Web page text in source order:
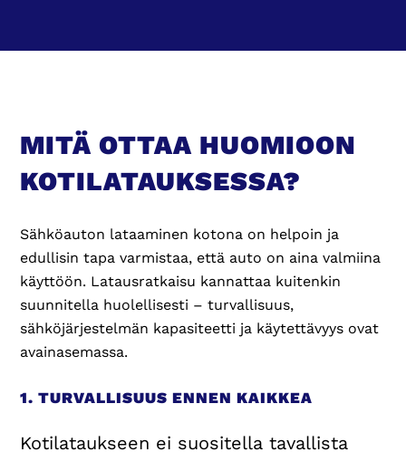
MITÄ OTTAA HUOMIOON
KOTILATAUKSESSA?
Sähköauton lataaminen kotona on helpoin ja
edullisin tapa varmistaa, että auto on aina valmiina
käyttöön. Latausratkaisu kannattaa kuitenkin
suunnitella huolellisesti – turvallisuus,
sähköjärjestelmän kapasiteetti ja käytettävyys ovat
avainasemassa.
1. TURVALLISUUS ENNEN KAIKKEA
Kotilataukseen ei suositella tavallista